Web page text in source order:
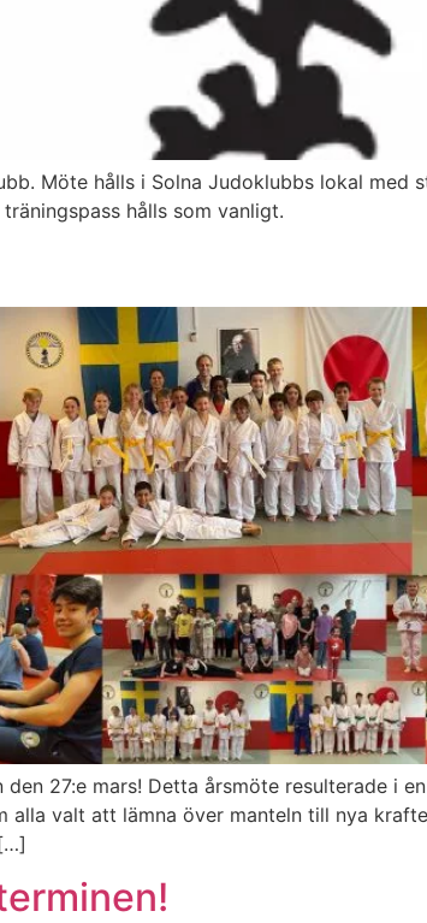
Möte hålls i Solna Judoklubbs lokal med
hålls som vanligt.
27:e mars! Detta årsmöte resulterade i
alla valt att lämna över manteln till nya